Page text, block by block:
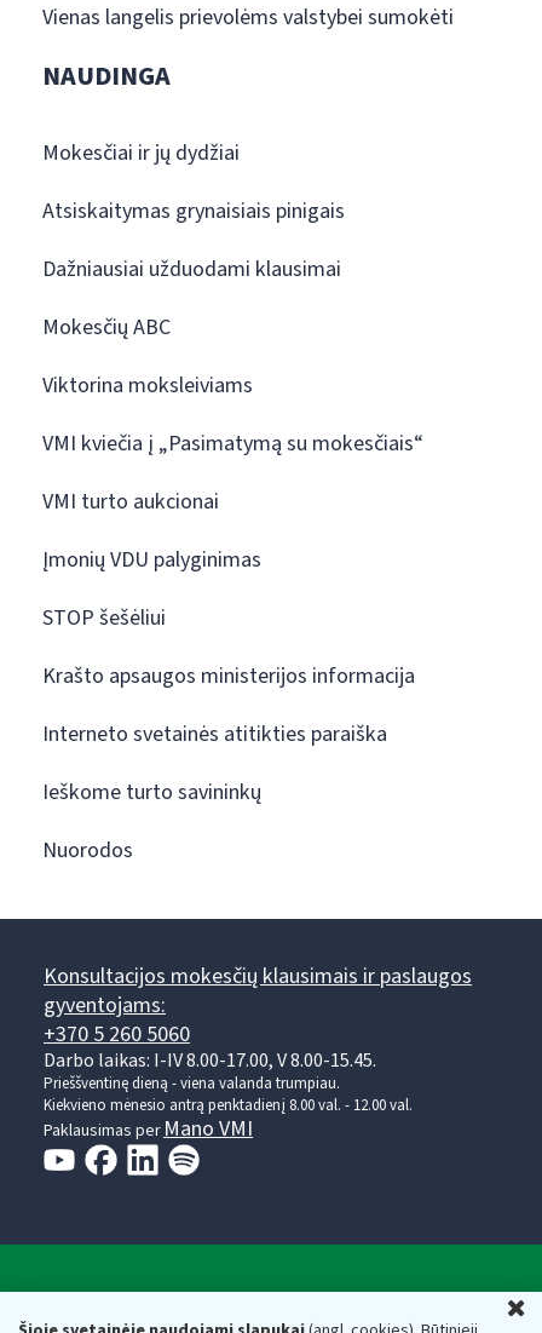
Vienas langelis prievolėms valstybei sumokėti
NAUDINGA
Mokesčiai ir jų dydžiai
Atsiskaitymas grynaisiais pinigais
Dažniausiai užduodami klausimai
Mokesčių ABC
Viktorina moksleiviams
VMI kviečia į „Pasimatymą su mokesčiais“
VMI turto aukcionai
Įmonių VDU palyginimas
STOP šešėliui
Krašto apsaugos ministerijos informacija
Interneto svetainės atitikties paraiška
Ieškome turto savininkų
Nuorodos
Konsultacijos mokesčių klausimais ir paslaugos
gyventojams:
+370 5 260 5060
Darbo laikas: I-IV 8.00-17.00, V 8.00-15.45.
Prieššventinę dieną - viena valanda trumpiau.
Kiekvieno mėnesio antrą penktadienį 8.00 val. - 12.00 val.
Paklausimas per Mano VMI